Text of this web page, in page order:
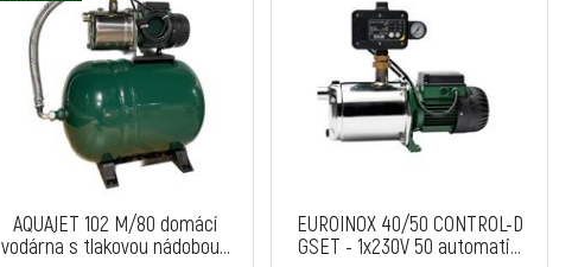
AQUAJET 102 M/80 domácí
vodárna s tlakovou nádobou...
EUROINOX 40/50 CONTROL-D
GSET - 1x230V 50 automati...